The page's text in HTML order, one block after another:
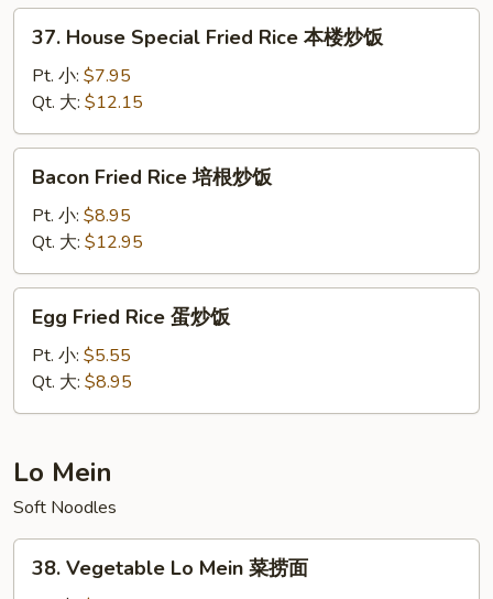
炒
House
Special
Fried
Rice
本
37. House Special Fried Rice 本楼炒饭
Pt. 小: $7.95
Qt. 大: $12.15
Fried
Rice
根
炒
Bacon Fried Rice 培根炒饭
Pt. 小: $8.95
Qt. 大: $12.95
Fried
Rice
炒
Egg Fried Rice 蛋炒饭
Pt. 小: $5.55
Qt. 大: $8.95
Lo Mein
Soft Noodles
Vegetable
38. Vegetable Lo Mein 菜捞面